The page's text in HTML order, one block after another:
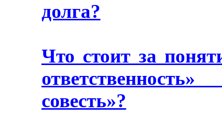
долга?
Что стоит за
совесть»?